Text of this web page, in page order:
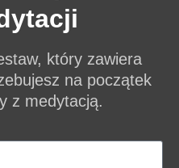
który zawiera
na początek
z medytacją.